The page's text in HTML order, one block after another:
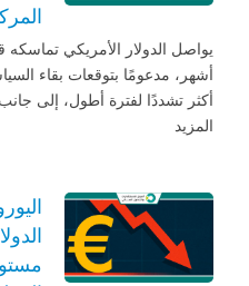
يواصل الدولار الأمريكي
أشهر، مدعومًا بتوقعات بقاء
أكثر تشددًا لفترة أطول، إلى
المزيد